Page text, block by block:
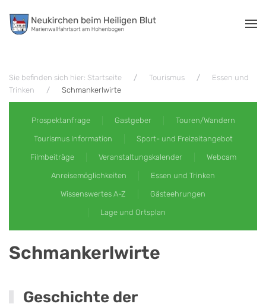
Zum Hauptinhalt springen
Sie befinden sich hier: Startseite Tourismus
Essen und
Trinken
Schmankerlwirte
Prospektanfrage Gastgeber Touren/Wandern
Tourismus Information Sport- und Freizeitangebot
Filmbeiträge Veranstaltungskalender Webcam
Anreisemöglichkeiten Essen und Trinken
Wissenswertes A-Z Gästeehrungen
Lage und Ortsplan
Schmankerlwirte
Geschichte der